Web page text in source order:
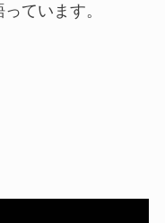
ています。